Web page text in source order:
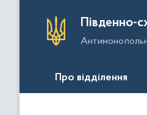
Південно-
Про відділення